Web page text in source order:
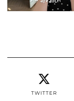
TWITTER